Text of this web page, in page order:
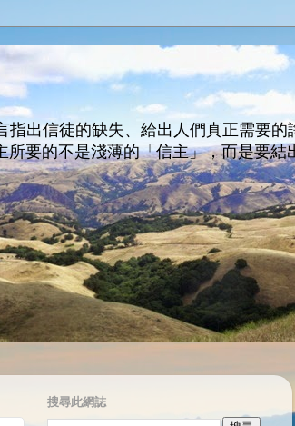
出信徒的缺失、給出人們真正需要
要的不是淺薄的「信主」，而是要結
搜尋此網誌